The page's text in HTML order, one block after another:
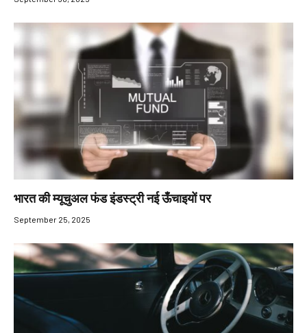
भारत की म्यूचुअल फंड इंडस्ट्री नई ऊँचाइयों पर
September 25, 2025